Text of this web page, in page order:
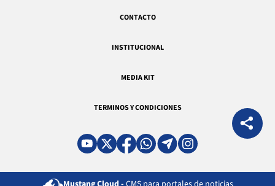
CONTACTO
INSTITUCIONAL
MEDIA KIT
TERMINOS Y CONDICIONES